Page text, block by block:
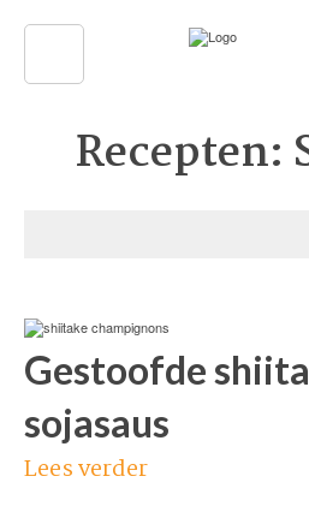
Recepten:
Gestoofde
sojasaus
Lees verder